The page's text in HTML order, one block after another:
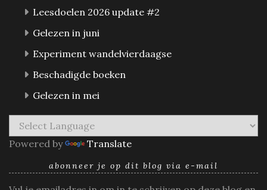
Leesdoelen 2026 update #2
Gelezen in juni
Experiment wandelvierdaagse
Beschadigde boeken
Gelezen in mei
Powered by Translate
abonneer je op dit blog via e-mail